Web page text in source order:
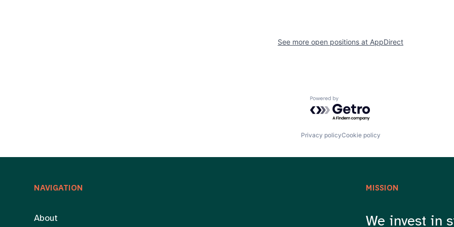
See more open positions at AppDirect
Powered by Getro.com
Privacy policyCookie policy
NAVIGATION
About
MISSION
We invest in